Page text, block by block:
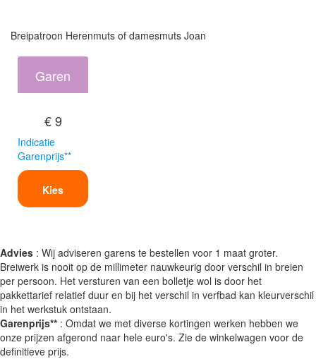
Breipatroon Herenmuts of damesmuts Joan
Garen
€ 9
Indicatie
Garenprijs**
Kies
Advies : Wij adviseren garens te bestellen voor 1 maat groter.
Breiwerk is nooit op de millimeter nauwkeurig door verschil in breien
per persoon. Het versturen van een bolletje wol is door het
pakkettarief relatief duur en bij het verschil in verfbad kan kleurverschil
in het werkstuk ontstaan.
Garenprijs** : Omdat we met diverse kortingen werken hebben we
onze prijzen afgerond naar hele euro's. Zie de winkelwagen voor de
definitieve prijs.